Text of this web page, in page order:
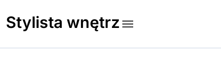
content
Stylista wnętrz